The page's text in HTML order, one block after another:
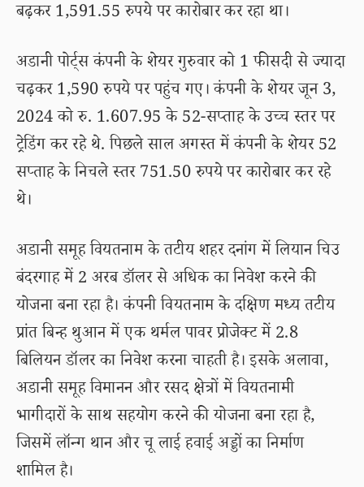
बढ़कर 1,591.55 रुपये पर कारोबार कर रहा था।
अडानी पोर्ट्स कंपनी के शेयर गुरुवार को 1 फीसदी से ज्यादा
चढ़कर 1,590 रुपये पर पहुंच गए। कंपनी के शेयर जून 3,
2024 को रु. 1.607.95 के 52-सप्ताह के उच्च स्तर पर
ट्रेडिंग कर रहे थे. पिछले साल अगस्त में कंपनी के शेयर 52
सप्ताह के निचले स्तर 751.50 रुपये पर कारोबार कर रहे
थे।
अडानी समूह वियतनाम के तटीय शहर दनांग में लियान चिउ
बंदरगाह में 2 अरब डॉलर से अधिक का निवेश करने की
योजना बना रहा है। कंपनी वियतनाम के दक्षिण मध्य तटीय
प्रांत बिन्ह थुआन में एक थर्मल पावर प्रोजेक्ट में 2.8
बिलियन डॉलर का निवेश करना चाहती है। इसके अलावा,
अडानी समूह विमानन और रसद क्षेत्रों में वियतनामी
भागीदारों के साथ सहयोग करने की योजना बना रहा है,
जिसमें लॉन्ग थान और चू लाई हवाई अड्डों का निर्माण
शामिल है।